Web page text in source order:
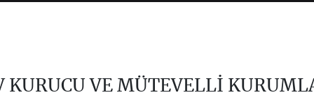
KURUCU VE MÜTEVELLİ